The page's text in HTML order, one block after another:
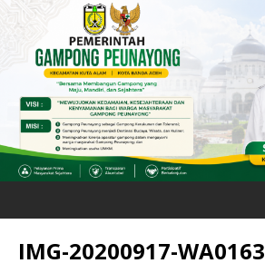
IMG-20200917-WA0163